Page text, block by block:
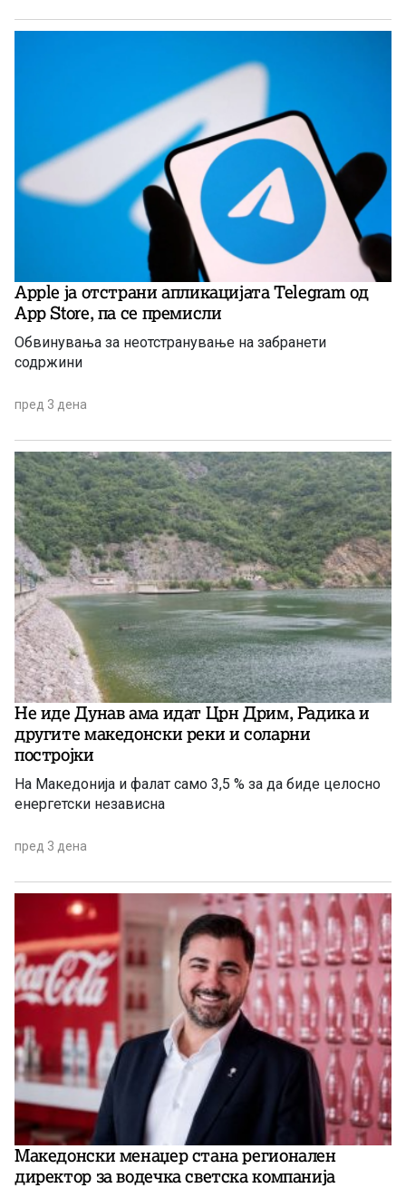
Apple ја отстрани апликацијата Telegram од
App Store, па се премисли
Обвинувања за неотстранување на забранети
содржини
пред 3 дена
Не иде Дунав ама идат Црн Дрим, Радика и
другите македонски реки и соларни
постројки
На Македонија и фалат само 3,5 % за да биде целосно
енергетски независна
пред 3 дена
Македонски менаџер стана регионален
директор за водечка светска компанија